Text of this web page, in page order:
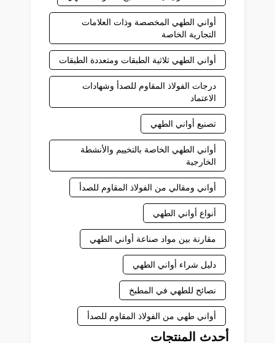
أواني الطهي المخصصة وذات العلامات
التجارية الخاصة
أواني الطهي ثلاثية الطبقات ومتعددة الطبقات
درجات الفولاذ المقاوم للصدأ وشهادات
الاعتماد
تصنيع أواني الطهي
أواني الطهي الخاصة بالتخييم والأنشطة
الخارجية
أواني ومقالي من الفولاذ المقاوم للصدأ
أنواع أواني الطهي
مقارنة بين مواد صناعة أواني الطهي
دليل شراء أواني الطهي
نصائح للطهي في المطبخ
أواني طهي من الفولاذ المقاوم للصدأ
أحدث المنتجات